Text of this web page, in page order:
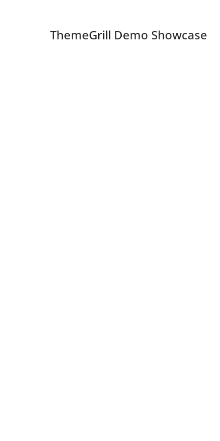
ThemeGrill Demo Showcase